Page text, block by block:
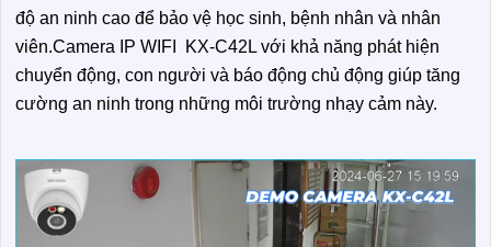
độ an ninh cao để bảo vệ học sinh, bệnh nhân và nhân
viên.Camera IP WIFI KX-C42L với khả năng phát hiện
chuyển động, con người và báo động chủ động giúp tăng
cường an ninh trong những môi trường nhạy cảm này.